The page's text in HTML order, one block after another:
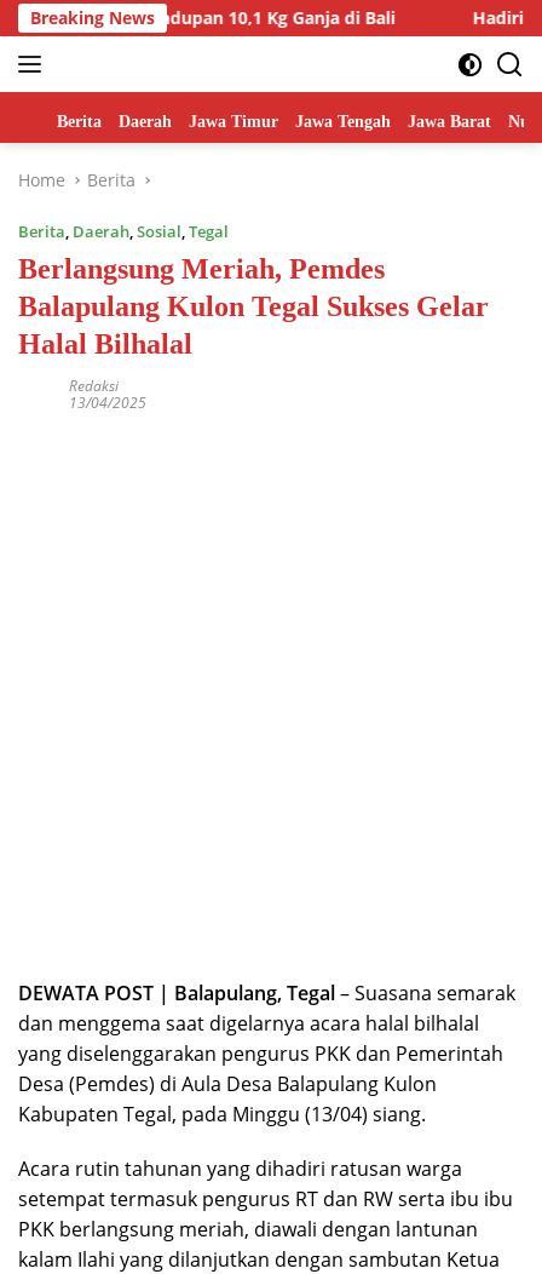
Skip
to
content
Breaking News
Penyelundupan 10,1 Kg Ganja di Bali Hadiri
Home
Berita Daerah Jawa Timur Jawa Tengah Jawa Barat
Home Berita
Berita, Daerah,Sosial,Tegal
Berlangsung Meriah, Pemdes
Balapulang Kulon Tegal Sukses Gelar
Halal Bilhalal
Redaksi
13/04/2025
DEWATA POST | Balapulang, Tegal– Suasana semarak
dan menggema saat digelarnya acara halal bilhalal
yang diselenggarakan pengurus PKK dan Pemerintah
Desa (Pemdes) di Aula Desa Balapulang Kulon
Kabupaten Tegal, pada Minggu (13/04) siang.
Acara rutin tahunan yang dihadiri ratusan warga
setempat termasuk pengurus RT dan RW serta ibu ibu
PKK berlangsung meriah, diawali dengan lantunan
kalam Ilahi yang dilanjutkan dengan sambutan Ketua